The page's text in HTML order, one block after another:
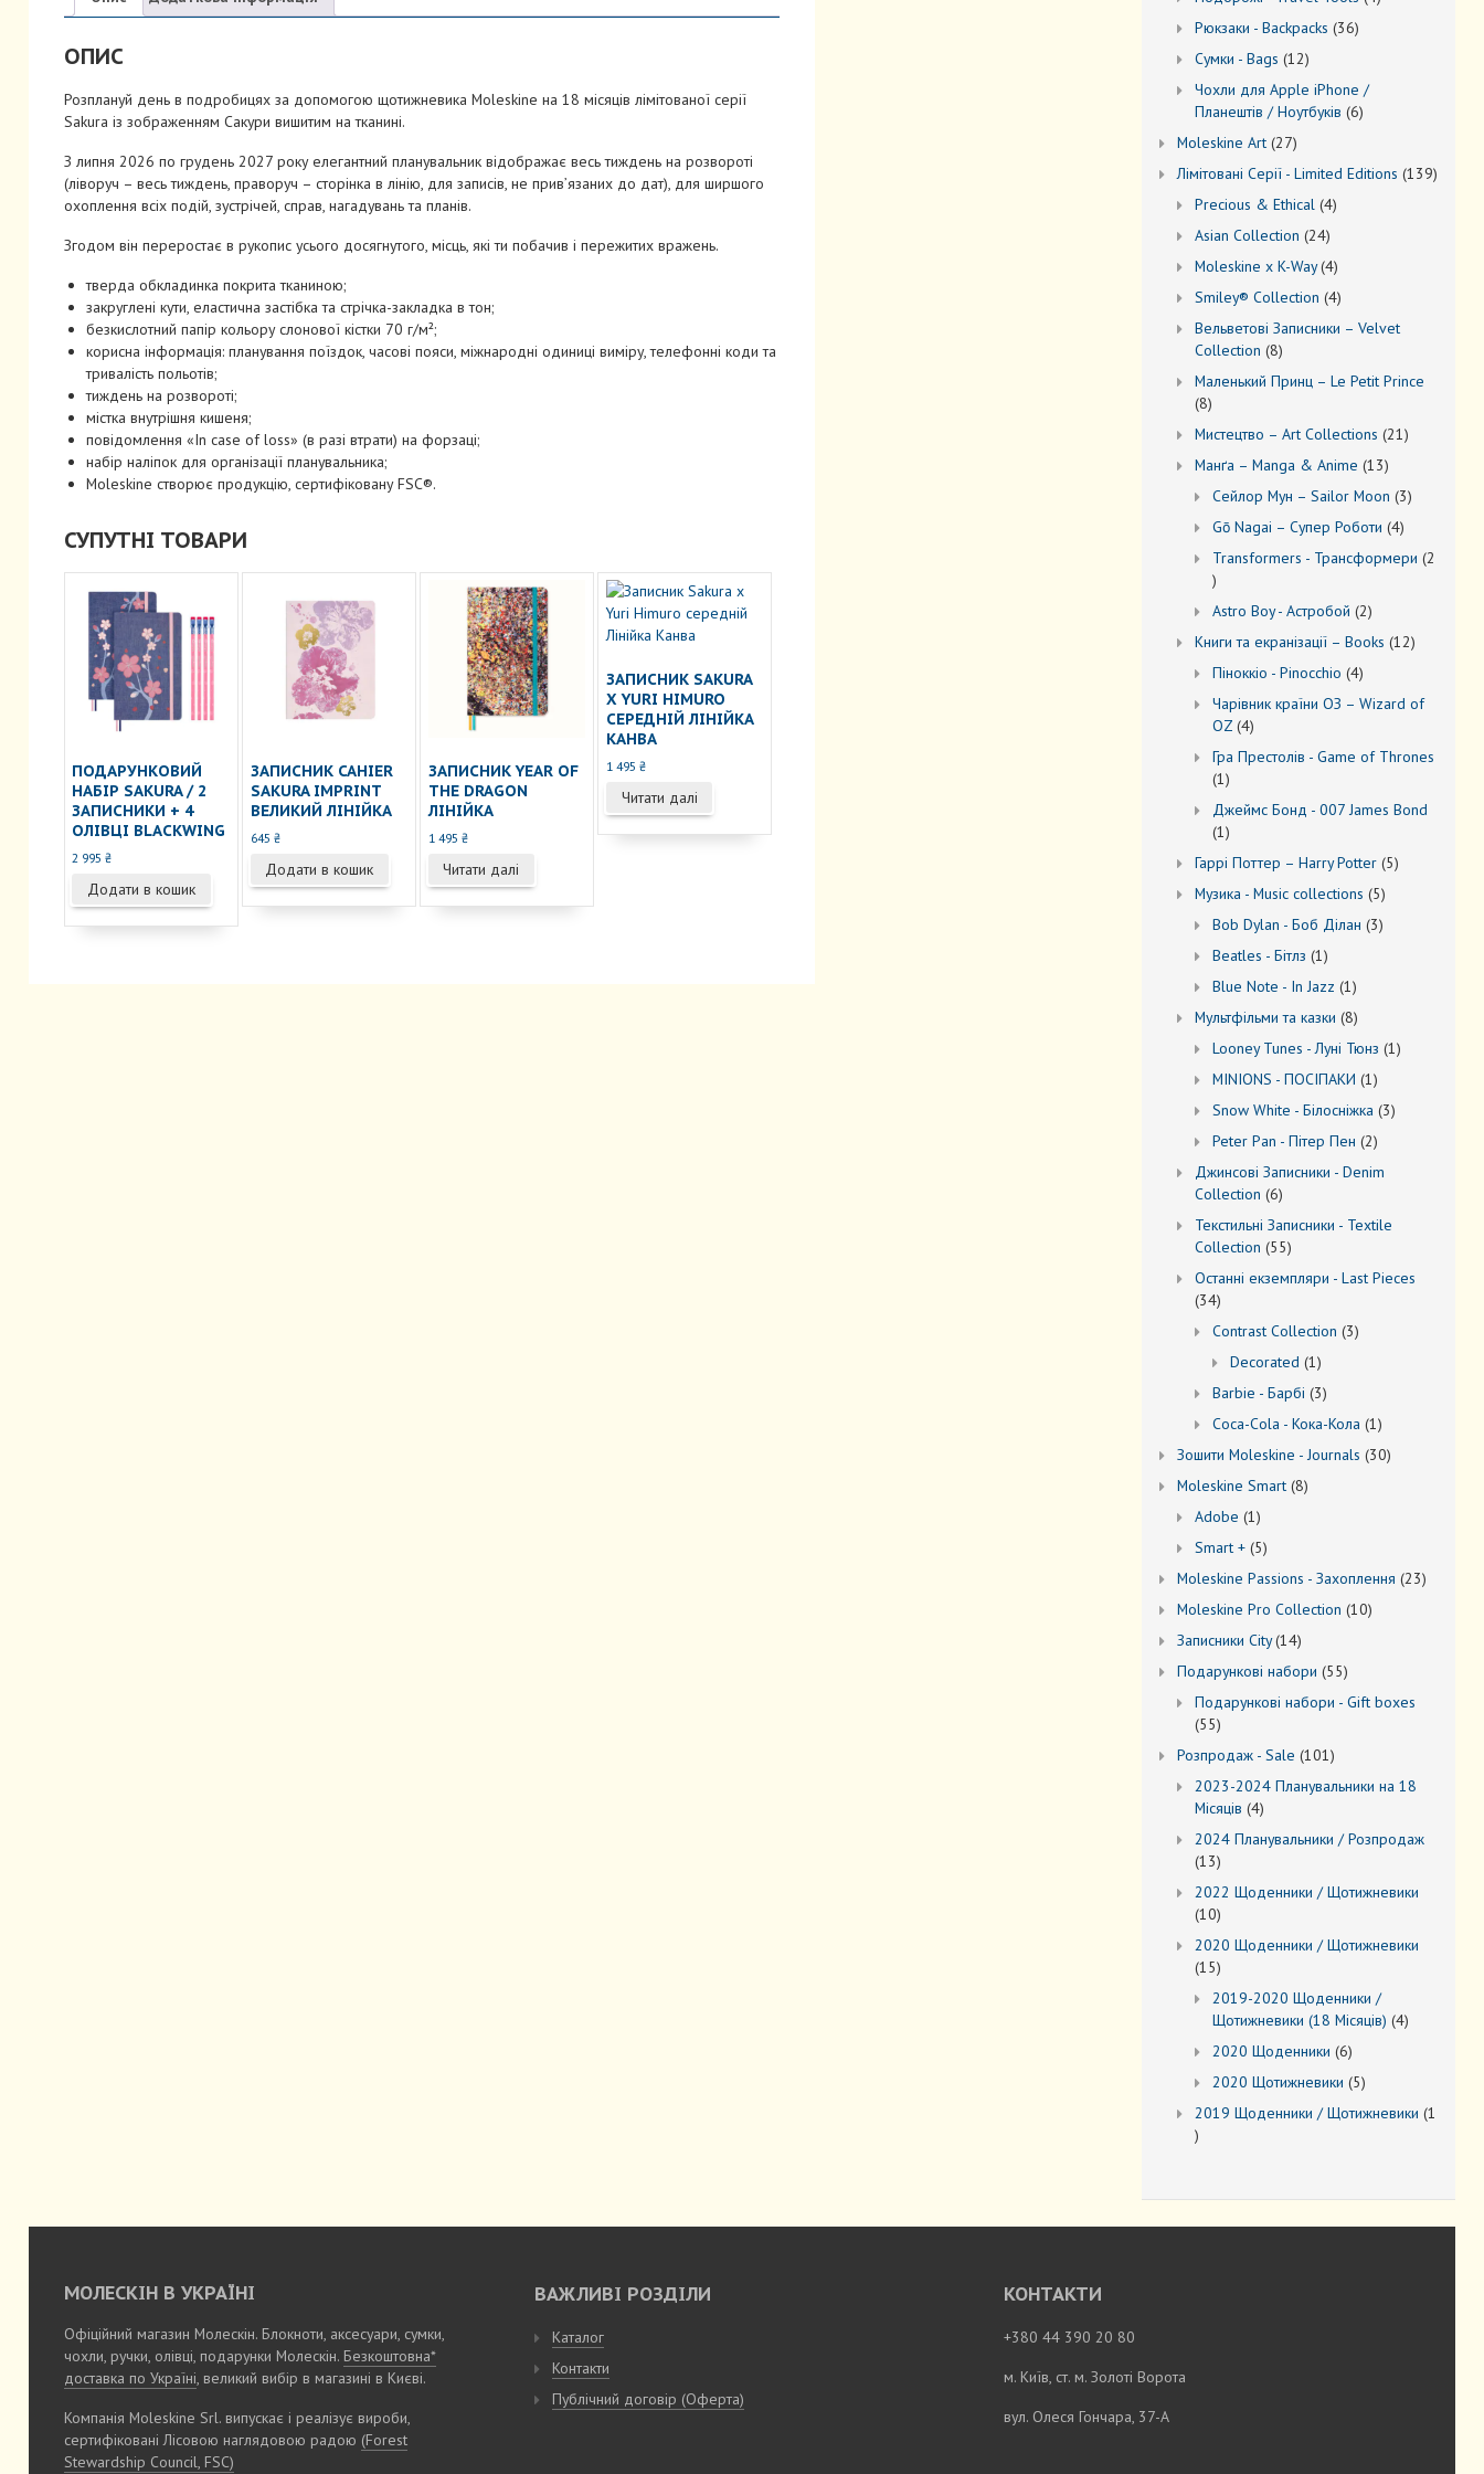
ОПИС
Розплануй день в подробицях за допомогою щотижневика Moleskine на 18 місяців лімітованої серії
Sakura із зображенням Сакури вишитим на тканині.
З липня 2026 по грудень 2027 року елегантний планувальник відображає весь тиждень на розвороті
(ліворуч – весь тиждень, праворуч – сторінка в лінію, для записів, не прив’язаних до дат), для ширшого
охоплення всіх подій, зустрічей, справ, нагадувань та планів.
Згодом він переростає в рукопис усього досягнутого, місць, які ти побачив і пережитих вражень.
тверда обкладинка покрита тканиною;
закруглені кути, еластична застібка та стрічка-закладка в тон;
безкислотний папір кольору слонової кістки 70 г/м²;
корисна інформація: планування поїздок, часові пояси, міжнародні одиниці виміру, телефонні коди та
тривалість польотів;
тиждень на розвороті;
містка внутрішня кишеня;
повідомлення «In case of loss» (в разі втрати) на форзаці;
набір наліпок для організації планувальника;
Moleskine створює продукцію, сертифіковану FSC®.
СУПУТНІ ТОВАРИ
ПОДАРУНКОВИЙ
НАБІР SAKURA / 2
ЗАПИСНИКИ + 4
ОЛІВЦІ BLACKWING
2 995₴
Додати в кошик
ЗАПИСНИК CAHIER
SAKURA IMPRINT
ВЕЛИКИЙ ЛІНІЙКА
645 ₴
Додати в кошик
ЗАПИСНИК YEAR OF
THE DRAGON
ЛІНІЙКА
1 495 ₴
Читати далі
ЗАПИСНИК SAKURA
X YURI HIMURO
СЕРЕДНІЙ ЛІНІЙКА
КАНВА
1 495 ₴
Читати далі
Рюкзаки - Backpacks 3636
Сумки - Bags 1212
товарів
Чохли для Apple iPhone /
Планештів / Ноутбуків 66
Moleskine Art 2727
товарів
Лiмiтовані Серії - Limited Editions 139139
Precious & Ethical 44
Asian Collection 2424
товари
Moleskine x K-Way 44
товари
Smiley® Collection 44
товари
Вельветові Записники – Velvet
Collection 88
товарів
Маленький Принц – Le Petit Prince
88
Мистецтво – Art Collections 2121
Манґа – Manga & Anime 1313
товарів
Сейлор Мун – Sailor Moon 33
Gō Nagai – Супер Роботи 44
товари
Transformers - Трансформери 2
2
товари
Astro Boy - Астробой 22
товари
Книги та екранізації – Books 1212
Піноккіо - Pinocchio 44
товари
Чарівник країни ОЗ – Wizard of
OZ 44
Гра Престолів - Game of Thrones
11
товар
Джеймс Бонд - 007 James Bond
11
товар
Гаррі Поттер – Harry Potter 55
Музика - Music collections 55
Bob Dylan - Боб Ділан 33
Beatles - Бітлз 11
товар
Blue Note - In Jazz 11
товар
Мультфільми та казки 88
товарів
Looney Tunes - Луні Тюнз 11
MINIONS - ПОСІПАКИ 11
товар
Snow White - Білосніжка 33
Peter Pan - Пітер Пен 22
Джинсові Записники - Denim
Collection 66
Текстильні Записники - Textile
Collection 5555
Останні екземпляри - Last Pieces
3434
товари
Contrast Collection 33
Decorated 11
товар
Barbie - Барбі 33
товари
Coca-Cola - Кока-Кола 11
товар
Зошити Moleskine - Journals 3030
Моleskine Smart 88
Adobe 11
товар
Smart + 55
товарів
Moleskine Passions - Захоплення 2323
Мoleskine Pro Collection 1010
Записники City 1414
товарів
Подарункові набори 5555
товарів
Подарункові набори - Gift boxes
5555
Розпродаж - Sale 101101
2023-2024 Планувальники на 18
Місяців 44
2024 Планувальники / Розпродаж
1313
товарів
2022 Щоденники / Щотижневики
1010
товарів
2020 Щоденники / Щотижневики
1515
товарів
2019-2020 Щоденники /
Щотижневики (18 Місяців) 44
2020 Щоденники 66
товарів
2020 Щотижневики 55
2019 Щоденники / Щотижневики 1
1
МОЛЕСКІН В УКРАЇНІ
Офіційний магазин Молескін. Блокноти, аксесуари, сумки,
чохли, ручки, олівці, подарунки Молескін. Безкоштовна*
доставка по Україні, великий вибір в магазині в Києві.
Компанія Moleskine Srl. випускає і реалізує вироби,
сертифіковані Лісовою наглядовою радою (Forest
Stewardship Council, FSC)
ВАЖЛИВІ РОЗДІЛИ
Каталог
Контакти
Публічний договір (Оферта)
КОНТАКТИ
+380 44 390 20 80
м. Київ, ст. м. Золоті Ворота
вул. Олеся Гончара, 37-А